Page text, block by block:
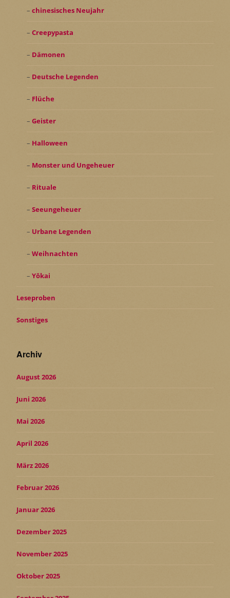
chinesisches Neujahr
Creepypasta
Dämonen
Deutsche Legenden
Flüche
Geister
Halloween
Monster und Ungeheuer
Rituale
Seeungeheuer
Urbane Legenden
Weihnachten
Yōkai
Leseproben
Sonstiges
Archiv
August 2026
Juni 2026
Mai 2026
April 2026
März 2026
Februar 2026
Januar 2026
Dezember 2025
November 2025
Oktober 2025